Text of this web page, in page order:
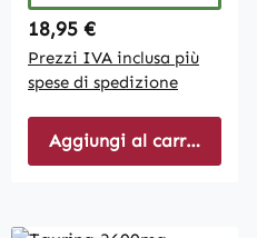
Regular price:
18,95 €
Prezzi IVA inclusa più
spese di spedizione
Aggiungi al carrello